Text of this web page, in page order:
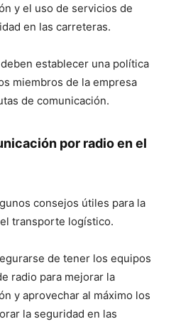
y el uso de servicios de
en las carreteras.
establecer una política
miembros de la empresa
de comunicación.
por radio en el
consejos útiles para la
transporte logístico.
de tener los equipos
radio para mejorar la
y aprovechar al máximo los
la seguridad en las